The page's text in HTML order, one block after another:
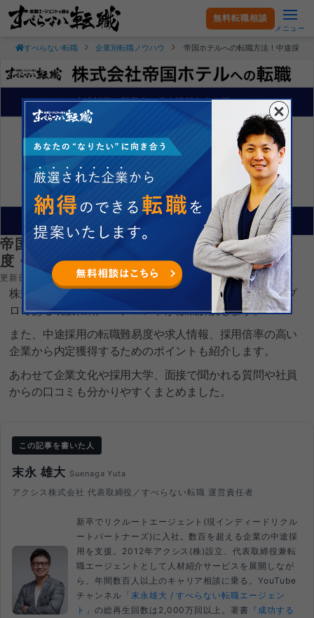
無料転職相談
メニュー
すべらない転職 企業別転職ノウハウ 帝国ホテルへの転職方法！中途採用
帝国ホテルへの転職方法！中途採用の難易
度・求人情報を徹底解説！
更新日：2025.02.28
株式会社帝国ホテルへ転職するコツを就職・転職支援のプ
ロである現役転職エージェントが徹底解説します。
また、中途採用の転職難易度や求人情報、採用倍率の高い
企業から内定獲得するためのポイントも紹介します。
あわせて企業文化や採用大学、面接で聞かれる質問や社員
からの口コミも分かりやすくまとめました。
この記事を書いた人
末永 雄大 Suenaga Yuta
アクシス株式会社 代表取締役／すべらない転職 運営責任者
新卒でリクルートエージェント(現インディードリクル
ートパートナーズ)に入社。数百を超える企業の中途採
用を支援。2012年アクシス(株)設立、代表取締役兼転
職エージェントとして人材紹介サービスを展開しなが
ら、年間数百人以上のキャリア相談に乗る。YouTube
チャンネル 「末永雄大 / すべらない転職エージェン
ト」 の総再生回数は2,000万回以上。著書 『成功する